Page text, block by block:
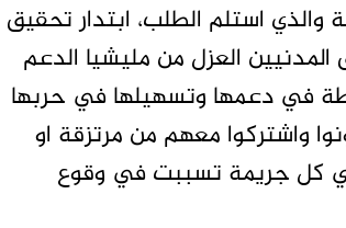
والذي استلم الطلب، ابتدار تحقيق
العزل من مليشيا الدعم
في دعمها وتسهيلها في حربها
واشتركوا معهم من مرتزقة او
في كل جريمة تسببت في وقوع